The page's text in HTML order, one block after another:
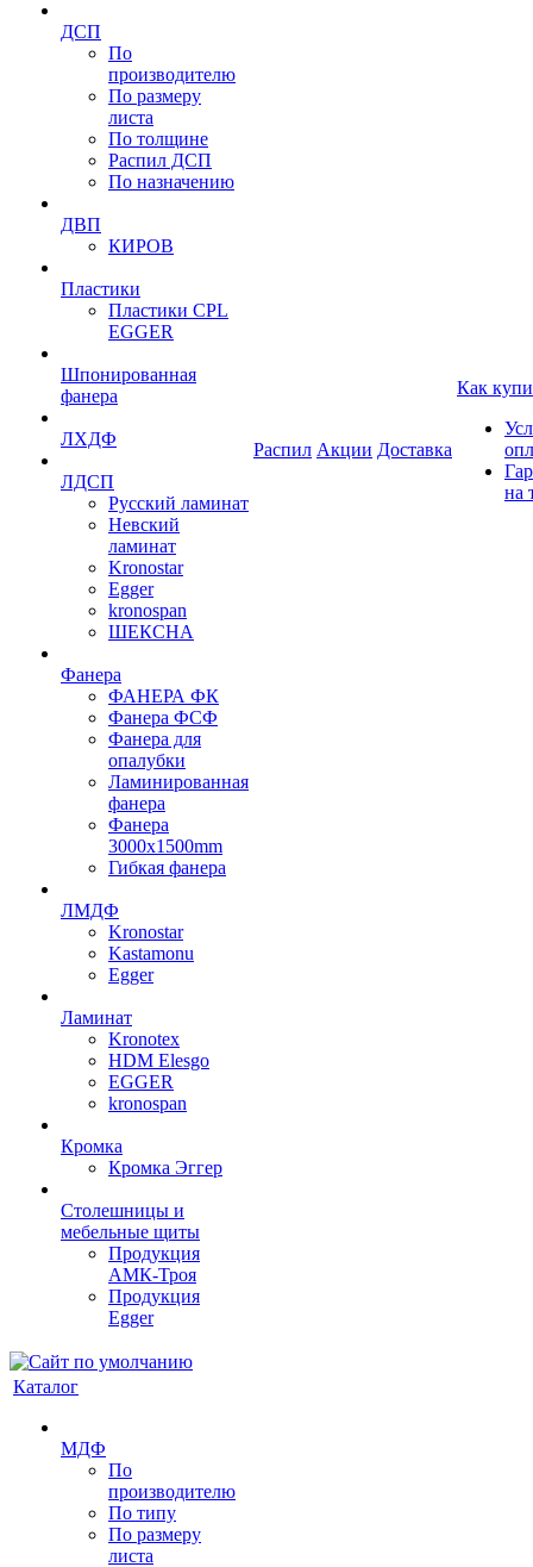
ДСП
По
производителю
По размеру
листа
По толщине
Распил ДСП
По назначению
ДВП
КИРОВ
Пластики
Пластики CPL
EGGER
Шпонированная
фанера
ЛХДФ
ЛДСП
Русский ламинат
Невский
ламинат
Kronostar
Egger
kronospan
ШЕКСНА
Фанера
ФАНЕРА ФК
Фанера ФСФ
Фанера для
опалубки
Ламинированная
фанера
Фанера
3000х1500mm
Гибкая фанера
ЛМДФ
Kronostar
Kastamonu
Egger
Ламинат
Kronotex
HDM Elesgo
EGGER
kronospan
Кромка
Кромка Эггер
Столешницы и
мебельные щиты
Продукция
АМК-Троя
Продукция
Egger
Распил Акции Доставка
Как
на
Каталог
МДФ
По
производителю
По типу
По размеру
листа